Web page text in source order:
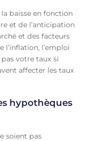
la baisse en fonction
et de l’anticipation
et des facteurs
l’inflation, l’emploi
votre taux si
affecter les taux
hypothèques
soient pas